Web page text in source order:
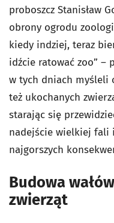
proboszcz Stanisław
obrony ogrodu
kiedy indziej, teraz
idźcie ratować zoo” –
w tych dniach myśleli
też ukochanych
starając się
nadejście wielkiej fali
najgorszych
Budowa
zwierząt